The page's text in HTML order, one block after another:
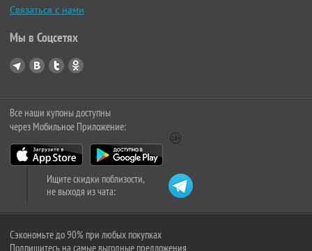
Связаться с нами
Мы в Соцсетях
Все наши купоны доступны
через Мобильное Приложение:
Ищите скидки поблизости,
не выходя из чата:
Сэкономьте до 90% при любых покупках
Подпишитесь на самые выгодные предложения